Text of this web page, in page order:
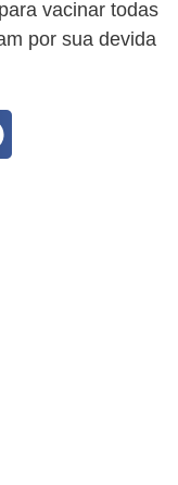
vacinar todas
por sua devida